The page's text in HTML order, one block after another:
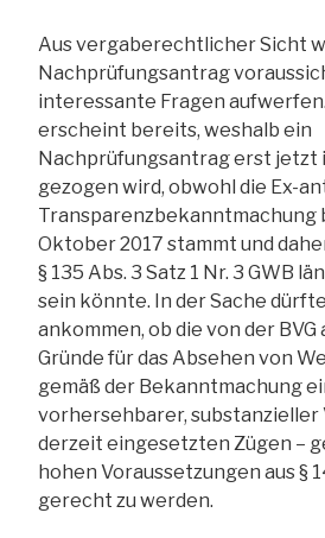
Aus vergaberechtlicher Sicht
Nachprüfungsantrag
interessante Fragen
erscheint bereits, weshalb ein
Nachprüfungsantrag erst jetzt
gezogen wird, obwohl die Ex-
Transparenzbekanntmachung
Oktober 2017 stammt und
§ 135 Abs. 3 Satz 1 Nr. 3 GWB
sein könnte. In der Sache dürfte
ankommen, ob die von der
Gründe für das Absehen von
gemäß der Bekanntmachung
vorhersehbarer, substanzieller
derzeit eingesetzten Zügen –
hohen Voraussetzungen aus §
gerecht zu werden.